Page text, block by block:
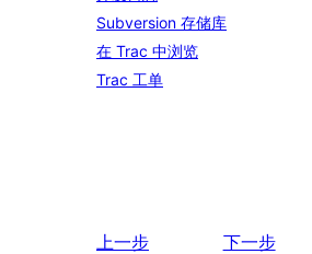
Subversion 存储库
在 Trac 中浏览
Trac 工单
上一步
下一步